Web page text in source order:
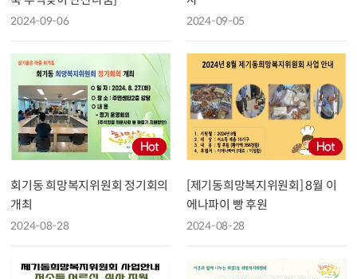
2024-09-06 2024-09-05
회기동 희망복지위원회 정기회의
개최
2024-08-28
[제기동희망복지위원회] 8월 이
에나파이 빵 후원
2024-08-28